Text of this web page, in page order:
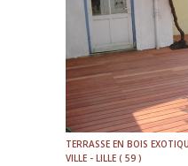
TERRASSE EN BOIS
VILLE - LILLE ( 59 )